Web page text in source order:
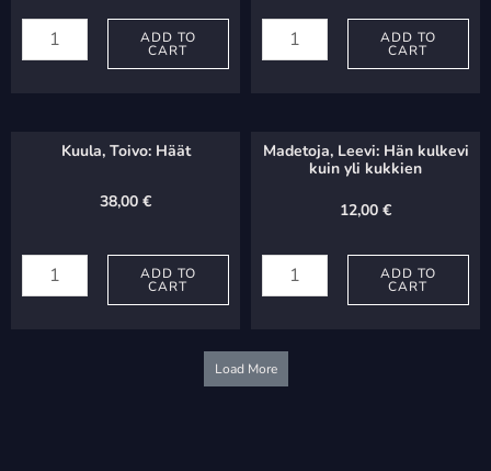
Leevi:
ADD TO
CART
kannel
ADD TO
CART
Kuula, Toivo: Häät
38,00 €
Toivo:
ADD TO
CART
Madetoja, Leevi: Hän kulkevi
kuin yli kukkien
12,00 €
Leevi:
kuin
ADD TO
CART
Load More